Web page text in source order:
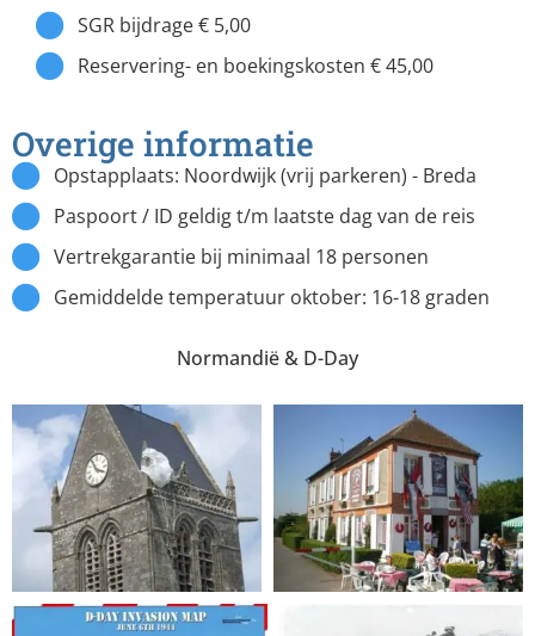
SGR bijdrage € 5,00
Reservering- en boekingskosten € 45,00
Overige informatie
Opstapplaats: Noordwijk (vrij parkeren) - Breda
Paspoort / ID geldig t/m laatste dag van de reis
Vertrekgarantie bij minimaal 18 personen
Gemiddelde temperatuur oktober: 16-18 graden
Normandië & D-Day